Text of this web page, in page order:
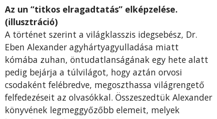
Az un “titkos elragadtatás” elképzelése.
(illusztráció)
A történet szerint a világklasszis idegsebész, Dr.
Eben Alexander agyhártyagyulladása miatt
kómába zuhan, öntudatlanságának egy hete alatt
pedig bejárja a túlvilágot, hogy aztán orvosi
csodaként felébredve, megoszthassa világrengető
felfedezéseit az olvasókkal. Összeszedtük Alexander
könyvének legmeggyőzőbb elemeit, melyek